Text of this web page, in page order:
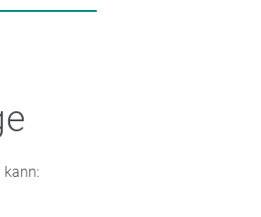
über
kann: